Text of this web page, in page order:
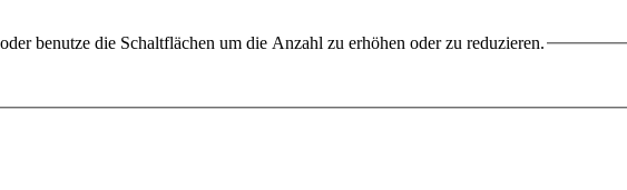
benutze die Schaltflächen um die Anzahl zu erhöhen oder zu reduzieren.